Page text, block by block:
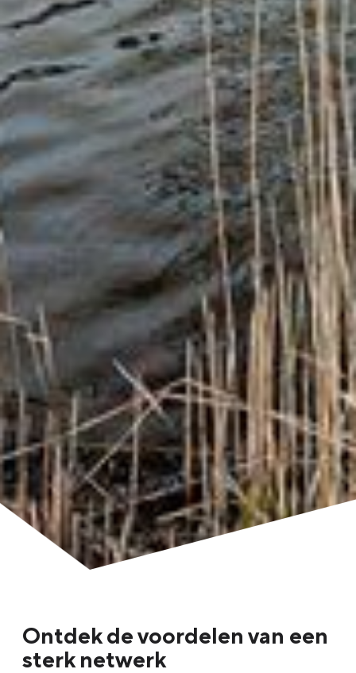
Ontdek de voordelen van een
sterk netwerk